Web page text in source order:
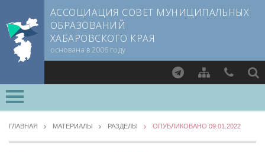
АССОЦИАЦИЯ СОВЕТ МУНИЦИПАЛЬНЫХ
ОБРАЗОВАНИЙ
ХАБАРОВСКОГО КРАЯ
основана в 2006 году
ВСЕ РАЗДЕЛЫ »
МЕТОДИЧЕСКИЙ РАЗДЕЛ
О СОВЕТЕ
Документы CMO
ГЛАВНАЯ МАТЕРИАЛЫ РАЗДЕЛЫ ОПУБЛИКОВАНО 09.01.2022